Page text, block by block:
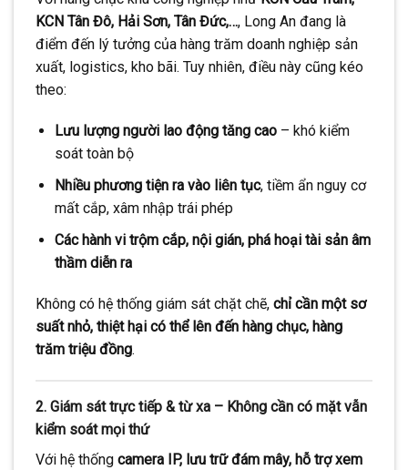
KCN Tân Đô, Hải Sơn, Tân Đức,…, Long An đang là
điểm đến lý tưởng của hàng trăm doanh nghiệp sản
xuất, logistics, kho bãi. Tuy nhiên, điều này cũng kéo
theo:
Lưu lượng người lao động tăng cao– khó kiểm
soát toàn bộ
Nhiều phương tiện ra vào liên tục, tiềm ẩn nguy cơ
mất cắp, xâm nhập trái phép
Các hành vi trộm cắp, nội gián, phá hoại tài sản âm
thầm diễn ra
Không có hệ thống giám sát chặt chẽ, chỉ cần một sơ
suất nhỏ, thiệt hại có thể lên đến hàng chục, hàng
trăm triệu đồng.
2. Giám sát trực tiếp & từ xa – Không cần có mặt vẫn
kiểm soát mọi thứ
Với hệ thống camera IP, lưu trữ đám mây, hỗ trợ xem